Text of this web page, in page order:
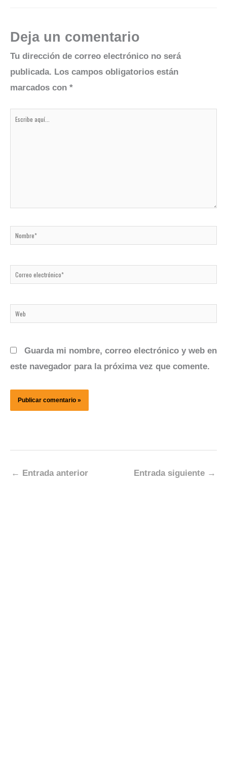
Deja un comentario
Tu dirección de correo electrónico no será
publicada. Los campos obligatorios están
marcados con *
Escribe
Nombre*
Correo
Web
Guarda mi nombre, correo electrónico y web en
este navegador para la próxima vez que comente.
← Entrada anterior Entrada siguiente →